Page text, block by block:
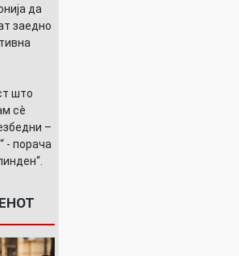
да
заедно
што
сè
–
- порача